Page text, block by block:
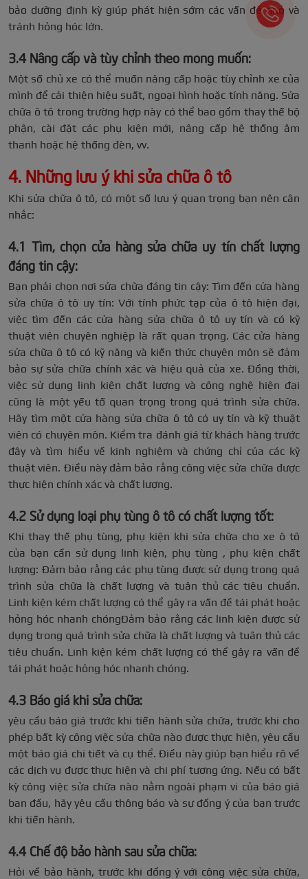
bảo dưỡng định kỳ giúp phát hiện sớm các vấn đề nhỏ và
tránh hỏng hóc lớn.
3.4 Nâng cấp và tùy chỉnh theo mong muốn:
Một số chủ xe có thể muốn nâng cấp hoặc tùy chỉnh xe của
mình để cải thiện hiệu suất, ngoại hình hoặc tính năng. Sửa
chữa ô tô trong trường hợp này có thể bao gồm thay thế bộ
phận, cài đặt các phụ kiện mới, nâng cấp hệ thống âm
thanh hoặc hệ thống đèn, vv.
4. Những lưu ý khi sửa chữa ô tô
Khi sửa chữa ô tô, có một số lưu ý quan trọng bạn nên cân
nhắc:
4.1 Tìm, chọn cửa hàng sửa chữa uy tín chất lượng
đáng tin cậy:
Bạn phải chọn nơi sửa chữa đáng tin cậy: Tìm đến cửa hàng
sửa chữa ô tô uy tín: Với tính phức tạp của ô tô hiện đại,
việc tìm đến các cửa hàng sửa chữa ô tô uy tín và có kỹ
thuật viên chuyên nghiệp là rất quan trọng. Các cửa hàng
sửa chữa ô tô có kỹ năng và kiến thức chuyên môn sẽ đảm
bảo sự sửa chữa chính xác và hiệu quả của xe. Đồng thời,
việc sử dụng linh kiện chất lượng và công nghệ hiện đại
cũng là một yếu tố quan trọng trong quá trình sửa chữa.
Hãy tìm một cửa hàng sửa chữa ô tô có uy tín và kỹ thuật
viên có chuyên môn. Kiểm tra đánh giá từ khách hàng trước
đây và tìm hiểu về kinh nghiệm và chứng chỉ của các kỹ
thuật viên. Điều này đảm bảo rằng công việc sửa chữa được
thực hiện chính xác và chất lượng.
4.2 Sử dụng loại phụ tùng ô tô có chất lượng tốt:
Khi thay thế phụ tùng, phụ kiện khi sửa chữa cho xe ô tô
của bạn cần sử dụng linh kiện, phụ tùng , phụ kiện chất
lượng: Đảm bảo rằng các phụ tùng được sử dụng trong quá
trình sửa chữa là chất lượng và tuân thủ các tiêu chuẩn.
Linh kiện kém chất lượng có thể gây ra vấn đề tái phát hoặc
hỏng hóc nhanh chóngĐảm bảo rằng các linh kiện được sử
dụng trong quá trình sửa chữa là chất lượng và tuân thủ các
tiêu chuẩn. Linh kiện kém chất lượng có thể gây ra vấn đề
tái phát hoặc hỏng hóc nhanh chóng.
4.3 Báo giá khi sửa chữa:
yêu cầu báo giá trước khi tiến hành sửa chữa, trước khi cho
phép bất kỳ công việc sửa chữa nào được thực hiện, yêu cầu
một báo giá chi tiết và cụ thể. Điều này giúp bạn hiểu rõ về
các dịch vụ được thực hiện và chi phí tương ứng. Nếu có bất
kỳ công việc sửa chữa nào nằm ngoài phạm vi của báo giá
ban đầu, hãy yêu cầu thông báo và sự đồng ý của bạn trước
khi tiến hành.
4.4 Chế độ bảo hành sau sửa chữa:
Hỏi về bảo hành, trước khi đồng ý với công việc sửa chữa,